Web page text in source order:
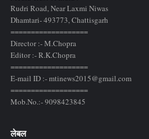
Rudri Road, Near Laxmi Niwas
Dhamtari- 493773,Chattisgarh
===================
Director :- M.Chopra
Editor :- R.K.Chopra
===================
E-mail ID :- mtinews2015@gmail.com
===================
Mob.No.:- 9098423845
लेबल